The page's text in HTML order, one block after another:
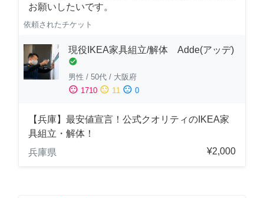
お願いしたいです。
依頼されたチケット
現役IKEA家具組立/解体 Adde(アッデ)
check_circle
男性 / 50代 / 大阪府
sentiment_satisfied 1710 sentiment_neutral 11 sentiment_dissatisfied 0
【兵庫】最安値宣言！公式クオリティのIKEA家
具組立・解体！
兵庫県
¥2,000